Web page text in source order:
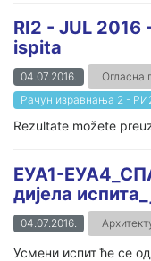
RI2 - JUL 2016
ispita
04.07.2016. Огласна
Рачун изравнања 2 -
Rezultate možete
ЕУА1-
дијела
04.07.2016.
Усмени испит ће се